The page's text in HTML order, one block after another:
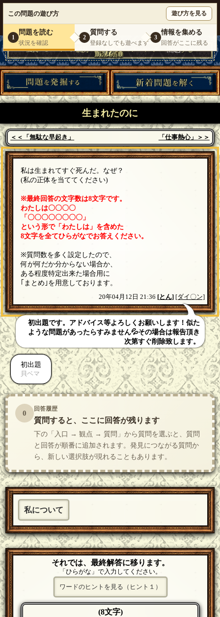
いらっしゃいませ。ゲスト |お問い合わせ
|
生まれたのに
＜＜「無駄な早起き」 「仕事熱心」＞＞
この問題の遊び方 遊び方を見る
1
問題を読む
状況を確認
2
質問する
登録なしでも遊べます
3
情報を集める
回答がここに残る
私は生まれてすぐ死んだ。なぜ？
(私の正体を当ててください)
※最終回答の文字数は8文字です。
わたしは〇〇〇〇
「〇〇〇〇〇〇〇〇」
という形で「わたしは」を含めた
8文字を全てひらがなでお答えください。
※質問数を多く設定したので、
何が何だか分からない場合か、
ある程度特定出来た場合用に
｢まとめ｣を用意しております。
20年04月12日 21:36 [とん] [ダイ〇ン]
初出題です。アドバイス等よろしくお願いします！似た
ような問題があったらすみません💦その場合は報告頂き
次第すぐ削除致します。
初出題
貝ベマ
0 回答履歴
質問すると、ここに回答が残ります
下の「入口 → 観点 → 質問」から質問を選ぶと、質問
と回答が順番に追加されます。発見につながる質問か
ら、新しい選択肢が現れることもあります。
私について
それでは、最終解答に移ります。
「ひらがな」で入力してください。
ワードのヒントを見る（ヒント１）
(8文字)